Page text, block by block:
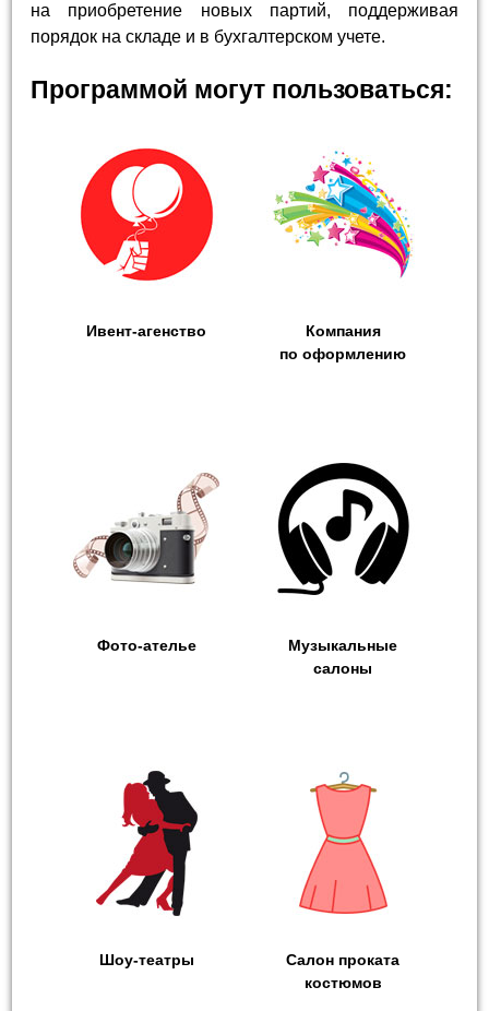
на приобретение новых партий, поддерживая
порядок на складе и в бухгалтерском учете.
Программой могут пользоваться:
Ивент-агенство
Компания
по оформлению
Фото-ателье
Музыкальные
салоны
Шоу-театры
Салон проката
костюмов